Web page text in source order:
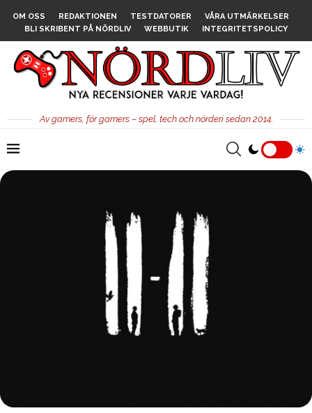
OM OSS REDAKTIONEN TESTDATORER
VÅRA UTMÄRKELSER
BLI SKRIBENT PÅ NÖRDLIV
WEBBUTIK INTEGRITETSPOLICY
Av gamers, för gamers – spel, tech och nörderi sedan 2014.